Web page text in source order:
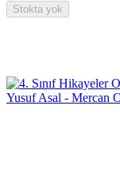
Stokta yok